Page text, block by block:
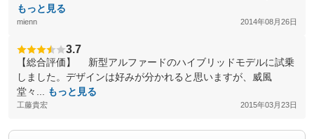
もっと見る
mienn 2014年08月26日
3.7
【総合評価】 新型アルファードのハイブリッドモデルに試乗
しました。デザインは好みが分かれると思いますが、威風
堂々...
もっと見る
工藤貴宏 2015年03月23日